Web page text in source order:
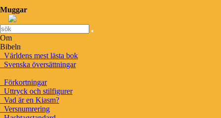
Muggar
Om
Bibeln
Världens mest lästa bok
Svenska översättningar
Förkortningar
Uttryck och stilfigurer
Vad är en Kiasm?
Versnumrering
Om Kärnbibeln
Vittnesbörd
Generös copyright
Blogg
Instruktionsfilmer
Välkommen till Bibeln
Alla svenska översättningar
Uttryck och stilfigurer
Vad är en Kiasm?